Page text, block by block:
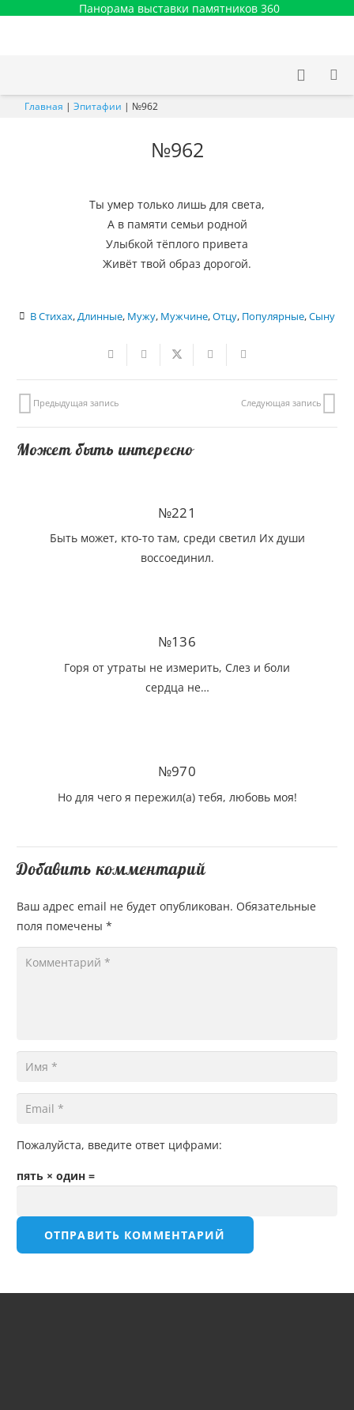
Панорама выставки памятников 360
Главная | Эпитафии | №962
№962
Ты умер только лишь для света,
А в памяти семьи родной
Улыбкой тёплого привета
Живёт твой образ дорогой.
В Стихах,Длинные, Мужу, Мужчине,Отцу, Популярные,Сыну
Предыдущая запись Следующая запись
Может быть интересно
№221
Быть может, кто-то там, среди светил Их души
воссоединил.
№136
Горя от утраты не измерить, Слез и боли
сердца не…
№970
Но для чего я пережил(а) тебя, любовь моя!
Добавить комментарий
Ваш адрес email не будет опубликован. Обязательные
поля помечены *
Пожалуйста, введите ответ цифрами:
пять × один =
ОТПРАВИТЬ КОММЕНТАРИЙ